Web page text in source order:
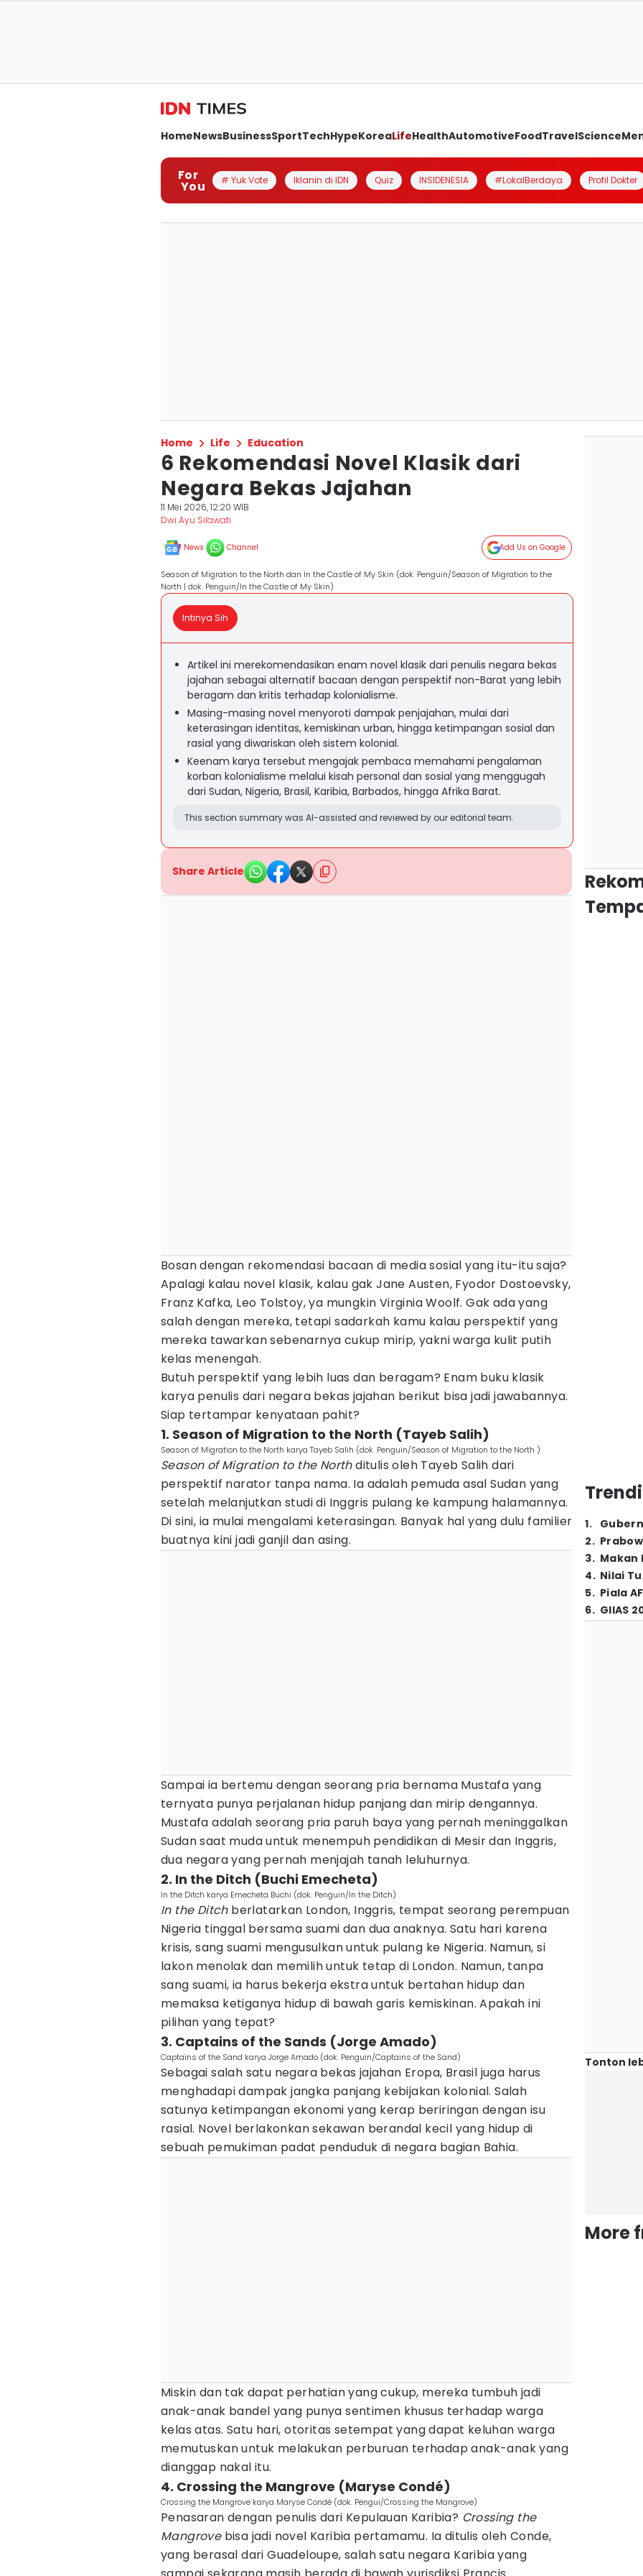
HomeNewsBusinessSportTechHypeKoreaLifeHealthAutomotiveFoodTravelScience
For
You # Yuk Vote Iklanin di IDN Quiz INSIDENESIA #LokalBerdaya Profil Dokter
Home Life Education
6 Rekomendasi Novel Klasik dari
Negara Bekas Jajahan
11 Mei 2026, 12:20 WIB
Dwi Ayu Silawati
News Channel Add Us on Google
Season of Migration to the North dan In the Castle of My Skin (dok. Penguin/Season of Migration to the
North | dok. Penguin/In the Castle of My Skin)
Intinya Sih
Artikel ini merekomendasikan enam novel klasik dari penulis negara bekas
jajahan sebagai alternatif bacaan dengan perspektif non-Barat yang lebih
beragam dan kritis terhadap kolonialisme.
Masing-masing novel menyoroti dampak penjajahan, mulai dari
keterasingan identitas, kemiskinan urban, hingga ketimpangan sosial dan
rasial yang diwariskan oleh sistem kolonial.
Keenam karya tersebut mengajak pembaca memahami pengalaman
korban kolonialisme melalui kisah personal dan sosial yang menggugah
dari Sudan, Nigeria, Brasil, Karibia, Barbados, hingga Afrika Barat.
This section summary was AI-assisted and reviewed by our editorial team.
Share Article
Bosan dengan rekomendasi bacaan di media sosial yang itu-itu saja?
Apalagi kalau novel klasik, kalau gak Jane Austen, Fyodor Dostoevsky,
Franz Kafka, Leo Tolstoy, ya mungkin Virginia Woolf. Gak ada yang
salah dengan mereka, tetapi sadarkah kamu kalau perspektif yang
mereka tawarkan sebenarnya cukup mirip, yakni warga kulit putih
kelas menengah.
Butuh perspektif yang lebih luas dan beragam? Enam buku klasik
karya penulis dari negara bekas jajahan berikut bisa jadi jawabannya.
Siap tertampar kenyataan pahit?
1. Season of Migration to the North (Tayeb Salih)
Season of Migration to the North karya Tayeb Salih (dok. Penguin/Season of Migration to the North )
Season of Migration to the Northditulis oleh Tayeb Salih dari
perspektif narator tanpa nama. Ia adalah pemuda asal Sudan yang
setelah melanjutkan studi di Inggris pulang ke kampung halamannya.
Di sini, ia mulai mengalami keterasingan. Banyak hal yang dulu familier
buatnya kini jadi ganjil dan asing.
Sampai ia bertemu dengan seorang pria bernama Mustafa yang
ternyata punya perjalanan hidup panjang dan mirip dengannya.
Mustafa adalah seorang pria paruh baya yang pernah meninggalkan
Sudan saat muda untuk menempuh pendidikan di Mesir dan Inggris,
dua negara yang pernah menjajah tanah leluhurnya.
2. In the Ditch (Buchi Emecheta)
In the Ditch karya Emecheta Buchi (dok. Penguin/In the Ditch)
In the Ditch berlatarkan London, Inggris, tempat seorang perempuan
Nigeria tinggal bersama suami dan dua anaknya. Satu hari karena
krisis, sang suami mengusulkan untuk pulang ke Nigeria. Namun, si
lakon menolak dan memilih untuk tetap di London. Namun, tanpa
sang suami, ia harus bekerja ekstra untuk bertahan hidup dan
memaksa ketiganya hidup di bawah garis kemiskinan. Apakah ini
pilihan yang tepat?
3. Captains of the Sands (Jorge Amado)
Captains of the Sand karya Jorge Amado (dok. Penguin/Captains of the Sand)
Sebagai salah satu negara bekas jajahan Eropa, Brasil juga harus
menghadapi dampak jangka panjang kebijakan kolonial. Salah
satunya ketimpangan ekonomi yang kerap beriringan dengan isu
rasial. Novel berlakonkan sekawan berandal kecil yang hidup di
sebuah pemukiman padat penduduk di negara bagian Bahia.
Miskin dan tak dapat perhatian yang cukup, mereka tumbuh jadi
anak-anak bandel yang punya sentimen khusus terhadap warga
kelas atas. Satu hari, otoritas setempat yang dapat keluhan warga
memutuskan untuk melakukan perburuan terhadap anak-anak yang
dianggap nakal itu.
4. Crossing the Mangrove (Maryse Condé)
Crossing the Mangrove karya Maryse Condé (dok. Pengui/Crossing the Mangrove)
Penasaran dengan penulis dari Kepulauan Karibia? Crossing the
Mangrovebisa jadi novel Karibia pertamamu. Ia ditulis oleh Conde,
yang berasal dari Guadeloupe, salah satu negara Karibia yang
1.
2.
3. Makan
4. Nilai
5. Piala
6. GIIAS
Tonton
More